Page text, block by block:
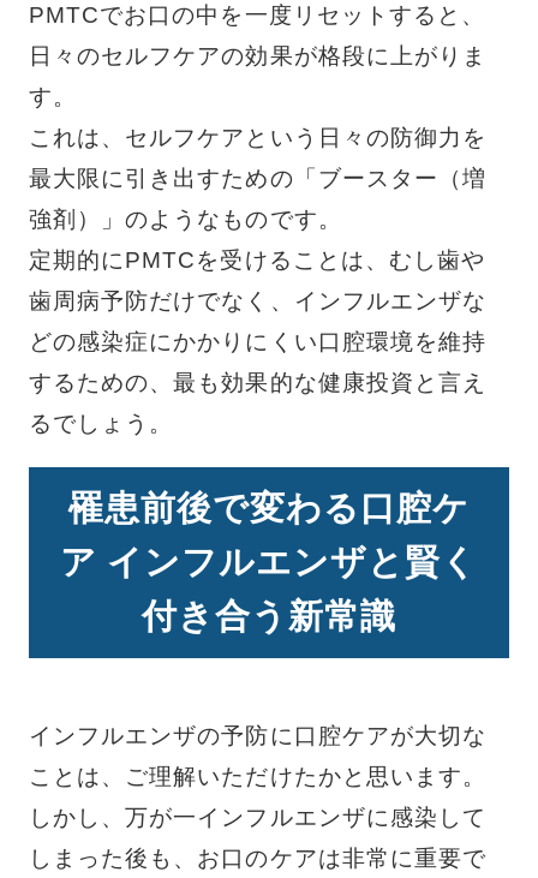
PMTCでお口の中を一度リセットすると、
日々のセルフケアの効果が格段に上がりま
す。
これは、セルフケアという日々の防御力を
最大限に引き出すための「ブースター（増
強剤）」のようなものです。
定期的にPMTCを受けることは、むし歯や
歯周病予防だけでなく、インフルエンザな
どの感染症にかかりにくい口腔環境を維持
するための、最も効果的な健康投資と言え
るでしょう。
罹患前後で変わる口腔ケ
ア インフルエンザと賢く
付き合う新常識
インフルエンザの予防に口腔ケアが大切な
ことは、ご理解いただけたかと思います。
しかし、万が一インフルエンザに感染して
しまった後も、お口のケアは非常に重要で